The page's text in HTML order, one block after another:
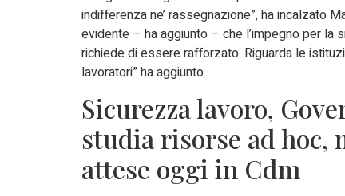
indifferenza ne’ rassegnazione”, ha incalzato
evidente – ha aggiunto – che l’impegno per la
richiede di essere rafforzato. Riguarda le
lavoratori” ha aggiunto.
Sicurezza lavoro,
studia risorse ad hoc,
attese oggi in Cdm